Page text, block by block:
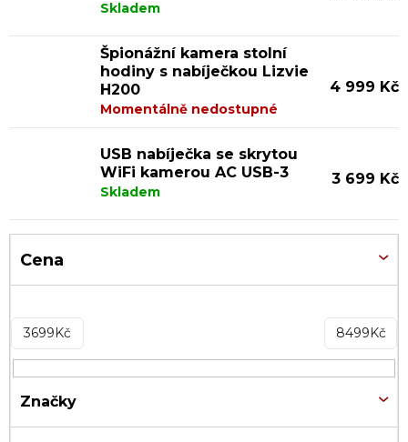
Skladem
Špionážní kamera stolní
hodiny s nabíječkou Lizvie
H200
Momentálně nedostupné
4 999 Kč
USB nabíječka se skrytou
WiFi kamerou AC USB-3
Skladem
3 699 Kč
Cena
3699 Kč 8499 Kč
Značky
r
u